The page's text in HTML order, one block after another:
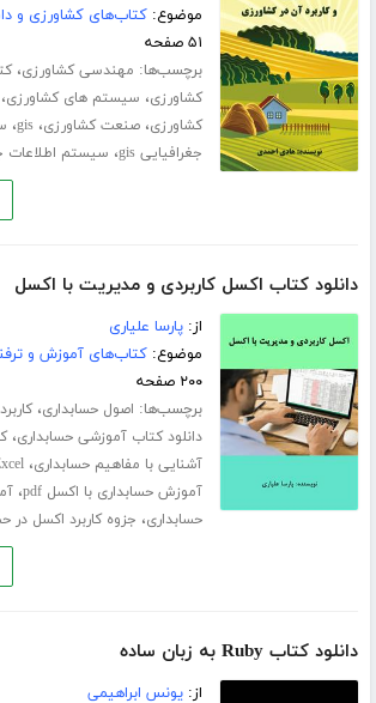
موضوع:کتاب‌های کشاورزی و
۵۱ صفحه
برچسب‌ها: مهندسی کشاورزی،
کشاورزی، سیستم های کشاورزی
کشاورزی،صنعت کشاورزی،gis،
جغرافیایی gis
، سیستم اطلاعات
دانلود کتاب اکسل کاربردی و مدیریت با اکسل
از:پارسا علیاری
موضوع:کتاب‌های آموزش و
۲۰۰ صفحه
برچسب‌ها: اصول حسابداری،
دانلود کتاب آموزشی حسابداری،
آشنایی با مفاهیم حسابداری،
آموزش حسابداری با اکسل pdf ،
حسابداری، جزوه کاربرد اکسل در
دانلود کتاب Ruby به زبان ساده
از:یونس ابراهیمی